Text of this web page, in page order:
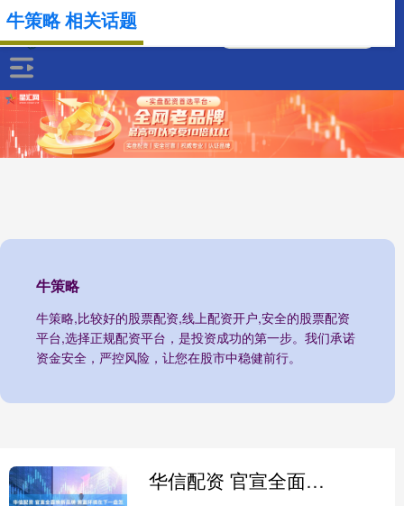
牛策略
牛策略,比较好的股票配资,线上配资开户,安全的股票配资
平台,选择正规配资平台，是投资成功的第一步。我们承诺
资金安全，严控风险，让您在股市中稳健前行。
牛策略 相关话题
华信配资 官宣全面焕新品牌 瀚蓝环境在下一盘怎样的棋